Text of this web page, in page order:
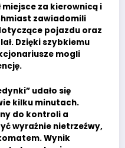
miejsce za kierownicą i
zawiadomili
pojazdu oraz
Dzięki szybkiemu
mogli
udało się
kilku minutach.
do kontroli a
wyraźnie nietrzeźwy,
Wynik